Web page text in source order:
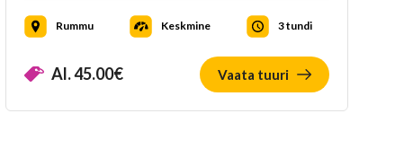
Rummu Keskmine 3 tundi
Al.45.00€ Vaata tuuri